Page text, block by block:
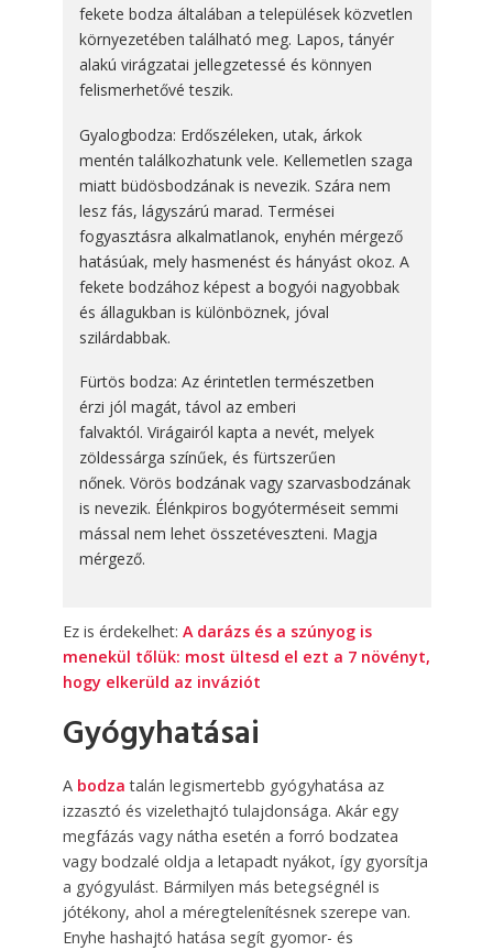
fekete bodza általában a települések közvetlen
környezetében található meg. Lapos, tányér
alakú virágzatai jellegzetessé és könnyen
felismerhetővé teszik.
Gyalogbodza: Erdőszéleken, utak, árkok
mentén találkozhatunk vele. Kellemetlen szaga
miatt büdösbodzának is nevezik. Szára nem
lesz fás, lágyszárú marad. Termései
fogyasztásra alkalmatlanok, enyhén mérgező
hatásúak, mely hasmenést és hányást okoz. A
fekete bodzához képest a bogyói nagyobbak
és állagukban is különböznek, jóval
szilárdabbak.
Fürtös bodza: Az érintetlen természetben
érzi jól magát, távol az emberi
falvaktól. Virágairól kapta a nevét, melyek
zöldessárga színűek, és fürtszerűen
nőnek. Vörös bodzának vagy szarvasbodzának
is nevezik. Élénkpiros bogyóterméseit semmi
mással nem lehet összetéveszteni. Magja
mérgező.
Ez is érdekelhet: A darázs és a szúnyog is
menekül tőlük: most ültesd el ezt a 7 növényt,
hogy elkerüld az inváziót
Gyógyhatásai
A bodza talán legismertebb gyógyhatása az
izzasztó és vizelethajtó tulajdonsága. Akár egy
megfázás vagy nátha esetén a forró bodzatea
vagy bodzalé oldja a letapadt nyákot, így gyorsítja
a gyógyulást. Bármilyen más betegségnél is
jótékony, ahol a méregtelenítésnek szerepe van.
Enyhe hashajtó hatása segít gyomor- és